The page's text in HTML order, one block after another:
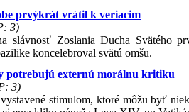
prvýkrát vrátil k veriacim
3)
slávnosť Zoslania Ducha Svätého
koncelebroval svätú omšu.
potrebujú externú morálnu kritiku
3)
stimulom, ktoré môžu byť